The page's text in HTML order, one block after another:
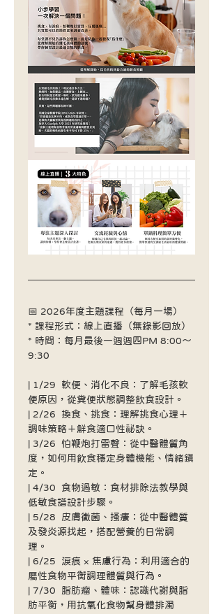
📅 2026年度主題課程（每月一場）
* 課程形式：線上直播（無錄影回放）
* 時間：每月最後一週週四PM 8:00～
9:30
| 1/29  軟便、消化不良：了解毛孩軟
便原因，從糞便狀態調整飲食設計。
| 2/26  換食、挑食：理解挑食心理＋
調味策略＋鮮食適口性祕訣。
| 3/26  怕鞭炮打雷聲：從中醫體質角
度，如何用飲食穩定身體機能、情緒鎮
定。
| 4/30  食物過敏：食材排除法教學與
低敏食譜設計步驟。
| 5/28  皮膚黴菌、搔癢：從中醫體質
及發炎源找起，搭配營養的日常調
理。
| 6/25  淚痕 × 焦慮行為：利用適合的
屬性食物平衡調理體質與行為。
| 7/30  脂肪瘤、體味：認識代謝與脂
肪平衡，用抗氧化食物幫身體排濁